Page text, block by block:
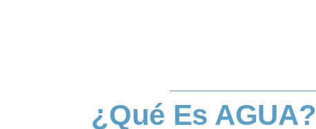
¿Qué Es AGUA?